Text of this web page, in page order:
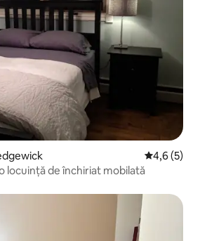
Scor
4,6 (5)
locuință de închiriat mobilată